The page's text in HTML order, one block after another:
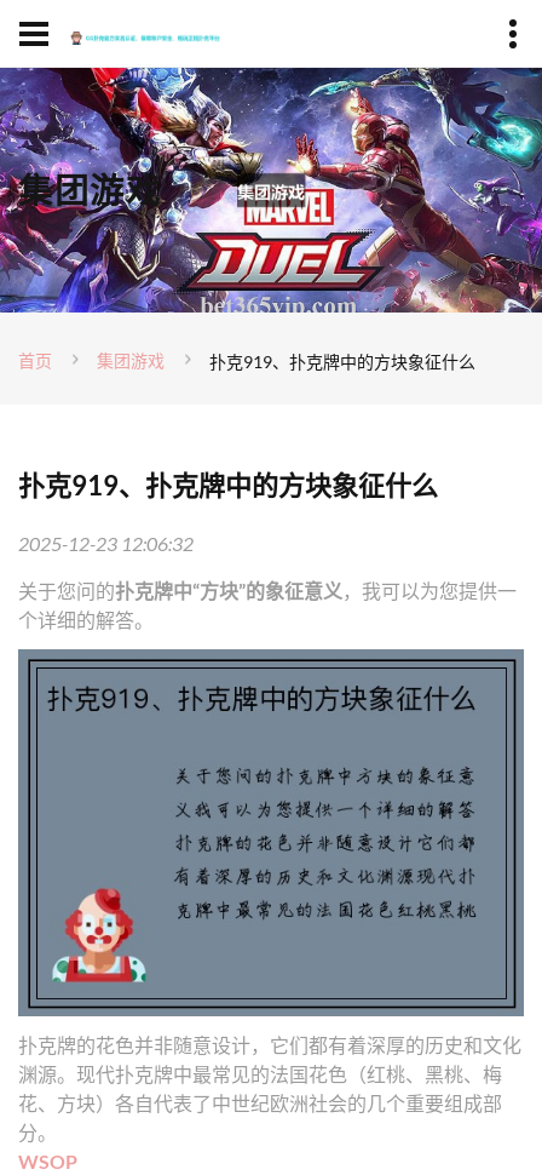
集团游戏
首页 集团游戏 扑克919、扑克牌中的方块象征什么
扑克919、扑克牌中的方块象征什么
2025-12-23 12:06:32
关于您问的扑克牌中“方块”的象征意义 ，我可以为您提供一
个详细的解答。
扑克牌的花色并非随意设计，它们都有着深厚的历史和文化
渊源。现代扑克牌中最常见的法国花色（红桃、黑桃、梅
花、方块）各自代表了中世纪欧洲社会的几个重要组成部
分。
WSOP